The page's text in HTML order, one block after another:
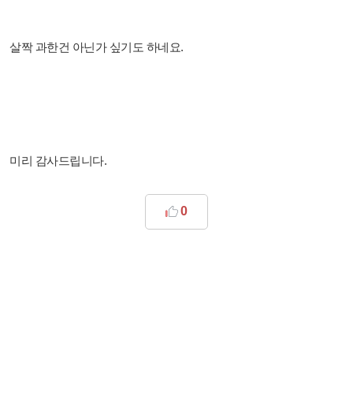
살짝 과한건 아닌가 싶기도 하네요.
미리 감사드립니다.
0